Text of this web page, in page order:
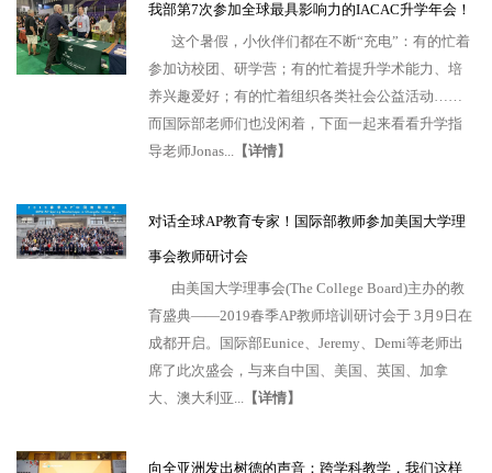
我部第7次参加全球最具影响力的IACAC升学年会！
这个暑假，小伙伴们都在不断“充电”：有的忙着
参加访校团、研学营；有的忙着提升学术能力、培
养兴趣爱好；有的忙着组织各类社会公益活动……
而国际部老师们也没闲着，下面一起来看看升学指
导老师Jonas... 【详情】
对话全球AP教育专家！国际部教师参加美国大学理
事会教师研讨会
由美国大学理事会(The College Board)主办的教
育盛典——2019春季AP教师培训研讨会于 3月9日在
成都开启。国际部Eunice、Jeremy、Demi等老师出
席了此次盛会，与来自中国、美国、英国、加拿
大、澳大利亚... 【详情】
向全亚洲发出树德的声音：跨学科教学，我们这样